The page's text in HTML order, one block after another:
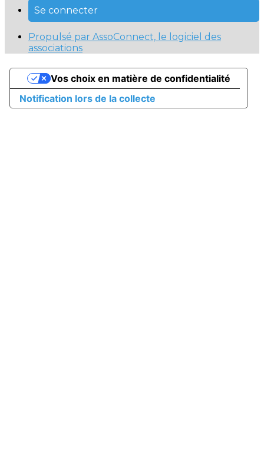
Se connecter
Propulsé par AssoConnect, le logiciel des
associations
Notification lors de la collecte
Vos choix en matière de confidentialité